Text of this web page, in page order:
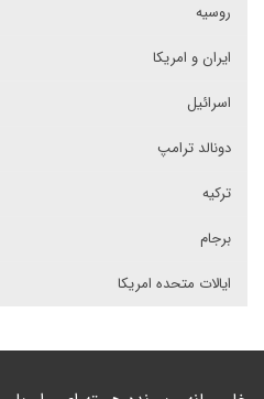
روسیه
ایران و امریکا
اسرائیل
دونالد ترامپ
ترکیه
برجام
ایالات متحده امریکا